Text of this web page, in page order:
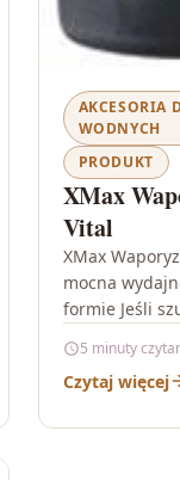
AKCESORIA
WODNYCH
PRODUKT
XMax
Vital
XMax
mocna
formie Jeśli
XMax
5 minuty
Czytaj więcej